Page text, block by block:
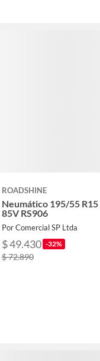
ROADSHINE
Neumático 195/55 R15
85V RS906
Por Comercial SP Ltda
$ 49.430 -32%
$ 72.890